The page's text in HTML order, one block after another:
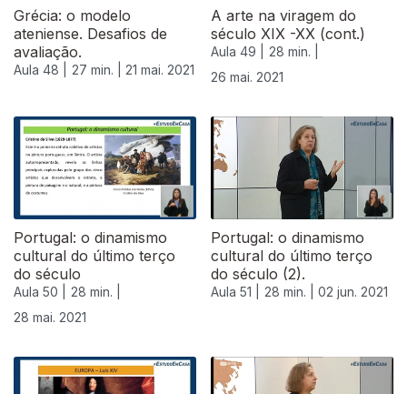
Grécia: o modelo
ateniense. Desafios de
avaliação.
Aula 48 | 27 min. | 21 mai. 2021
A arte na viragem do
século XIX -XX (cont.)
Aula 49 |
28 min. |
26 mai. 2021
Portugal: o dinamismo
cultural do último terço
do século
Aula 50 |
28 min. |
28 mai. 2021
Portugal: o dinamismo
cultural do último terço
do século (2).
Aula 51 | 28 min. | 02 jun. 2021